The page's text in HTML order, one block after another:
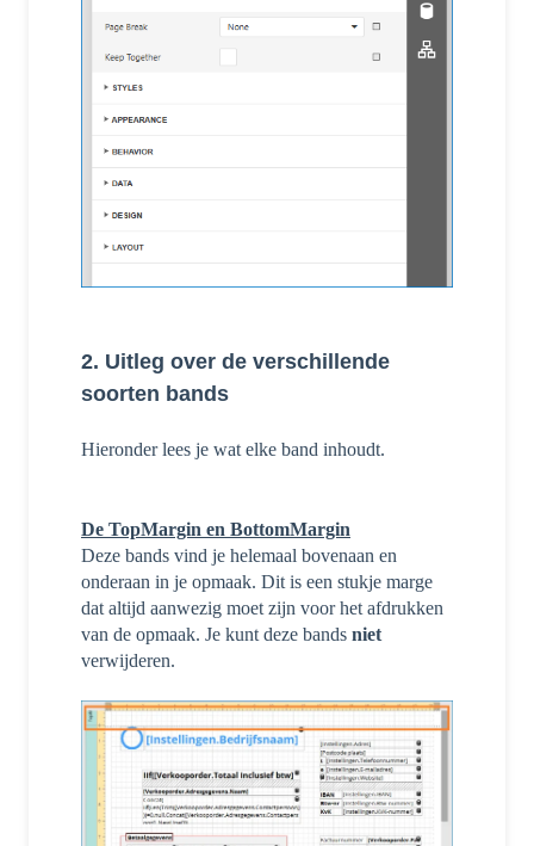
2. Uitleg over de verschillende
soorten bands
Hieronder lees je wat elke band inhoudt.
De TopMargin en BottomMargin
Deze bands vind je helemaal bovenaan en
onderaan in je opmaak. Dit is een stukje marge
dat altijd aanwezig moet zijn voor het afdrukken
van de opmaak. Je kunt deze bands niet
verwijderen.